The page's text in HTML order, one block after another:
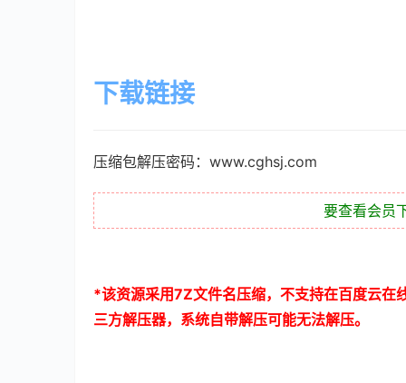
下载链接
压缩包解压密码：www.cghsj.com
要查看会员
*该资源采用7Z文件名压缩，不支持在百度云在
三方解压器，系统自带解压可能无法解压。